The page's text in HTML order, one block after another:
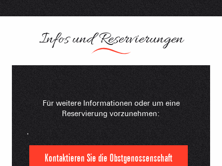
Infos und Reservierungen
Für weitere Informationen oder um eine
Reservierung vorzunehmen:
.
Kontaktieren Sie die Obstgenossenschaft